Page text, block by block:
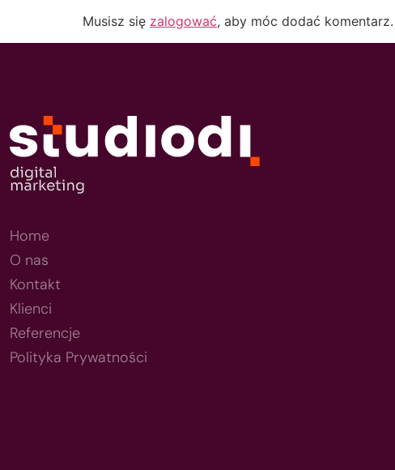
Musisz się zalogować, aby móc dodać komentarz.
Home
O nas
Kontakt
Klienci
Referencje
Polityka Prywatności